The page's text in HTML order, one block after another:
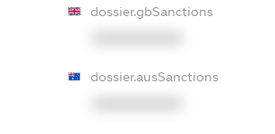
dossier.gbSanctions
dossier.ausSanctions